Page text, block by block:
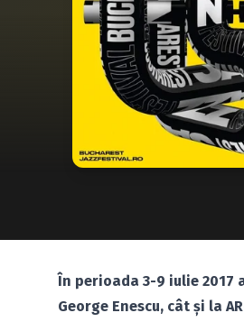
În perioada 3-9 iulie 2017
George Enescu, cât şi la